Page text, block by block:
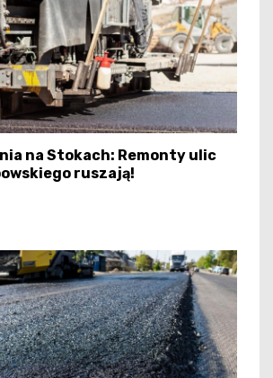
na Stokach: Remonty ulic
ruszają!